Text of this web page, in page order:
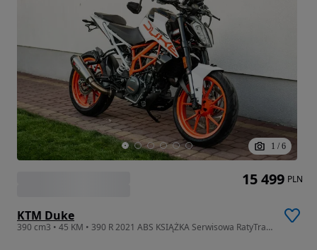
1 / 6
KTM Duke
390 cm3 • 45 KM • 390 R 2021 ABS KSIĄŻKA Serwisowa RatyTransport AKRAPOVIĆ KAT A2
15 499 PLN